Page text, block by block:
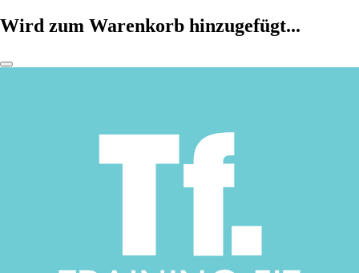
Wird zum Warenkorb hinzugefügt...